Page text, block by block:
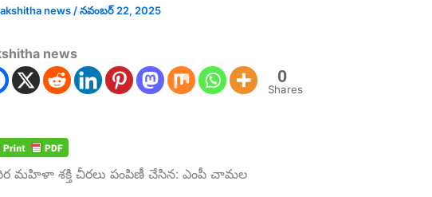
news/నవంబర్ 22, 2025
news
0
Shares
మహిళా శక్తి చీరలు పంపిణీ చేసిన: ఎంపీ చామల